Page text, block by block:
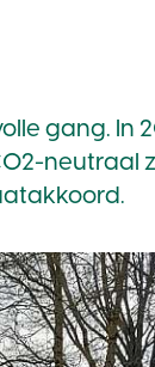
gang. In
neutraal